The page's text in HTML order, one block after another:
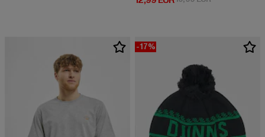
-17%